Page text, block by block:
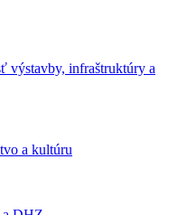
výstavby, infraštruktúry a
a kultúru